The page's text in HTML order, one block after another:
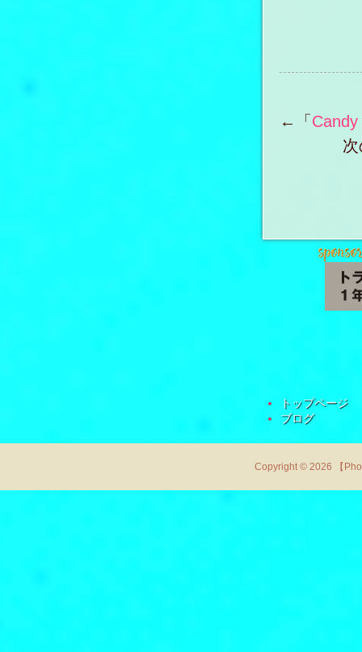
←「
次
トップページ
ブログ
Copyright © 2026 【